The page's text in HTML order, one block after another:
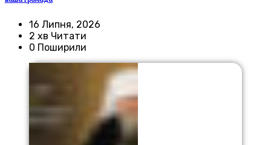
16 Липня, 2026
2 хв Читати
0 Поширили